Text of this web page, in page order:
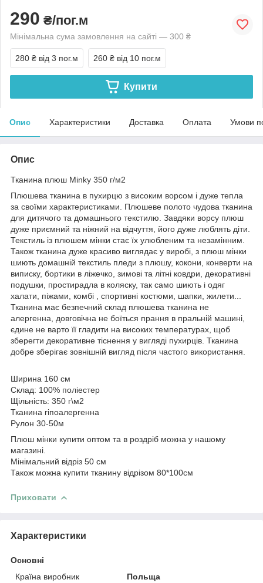
290 ₴/пог.м
Мінімальна сума замовлення на сайті — 300 ₴
280 ₴ від 3 пог.м 260 ₴ від 10 пог.м
Купити
Опис Характеристики Доставка Оплата Умови
Опис
Тканина плюш Minky 350 г/м2
Плюшева тканина в пухирцю з високим ворсом і дуже тепла
за своїми характеристиками. Плюшеве полото чудова тканина
для дитячого та домашнього текстилю. Завдяки ворсу плюш
дуже приємний та ніжний на відчуття, його дуже люблять діти.
Текстиль із плюшем мінки стає їх улюбленим та незамінним.
Також тканина дуже красиво виглядає у виробі, з плюш мінки
шиють домашній текстиль пледи з плюшу, кокони, конверти на
виписку, бортики в ліжечко, зимові та літні ковдри, декоративні
подушки, простирадла в коляску, так само шиють і одяг
халати, піжами, комбі , спортивні костюми, шапки, жилети...
Тканина має безпечний склад плюшева тканина не
алергенна, довговічна не боїться прання в пральній машині,
єдине не варто її гладити на високих температурах, щоб
зберегти декоративне тіснення у вигляді пухирців. Тканина
добре зберігає зовнішній вигляд після частого використання.
Ширина 160 см
Склад: 100% поліестер
Щільність: 350 г\м2
Тканина гіпоалергенна
Рулон 30-50м
Плюш мінки купити оптом та в роздріб можна у нашому
магазині.
Мінімальний відріз 50 см
Також можна купити тканину відрізом 80*100см
Приховати
Характеристики
Основні
Країна виробник
Польща